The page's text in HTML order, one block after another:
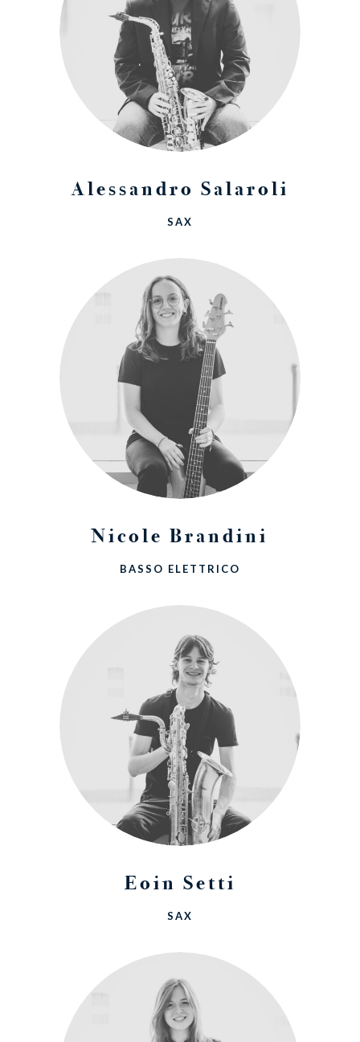
Alessandro Salaroli
SAX
Nicole Brandini
BASSO ELETTRICO
Eoin Setti
SAX